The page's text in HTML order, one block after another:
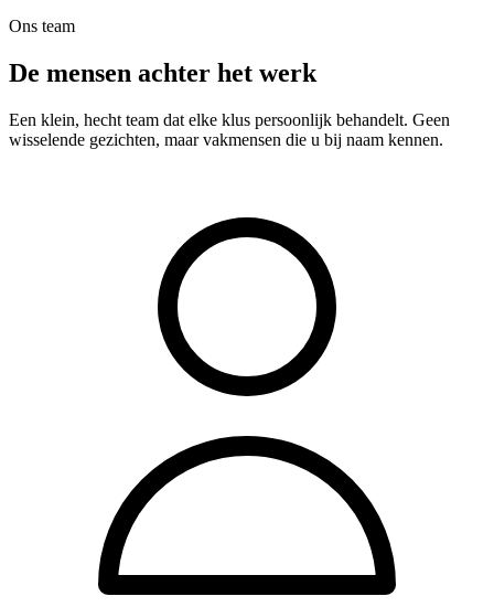
Ons team
De mensen achter het werk
Een klein, hecht team dat elke klus persoonlijk behandelt. Geen
wisselende gezichten, maar vakmensen die u bij naam kennen.